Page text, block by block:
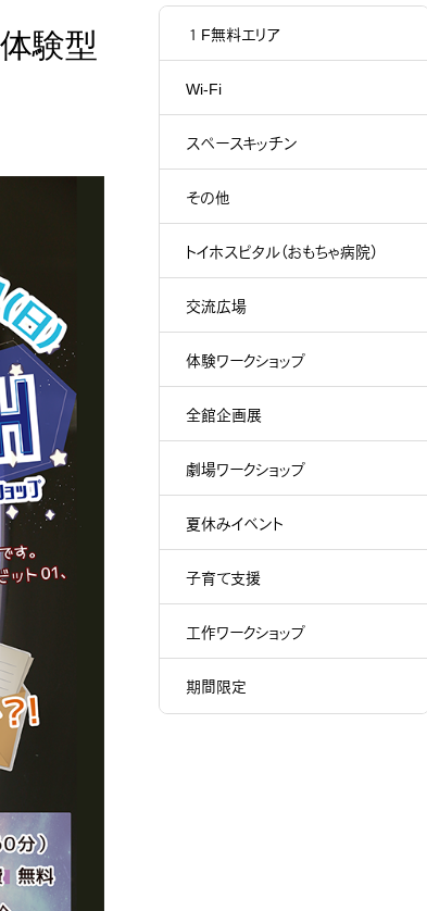
験型
１F無料エリア
Wi-Fi
スペースキッチン
その他
トイホスピタル（おもちゃ病院）
交流広場
体験ワークショップ
全館企画展
劇場ワークショップ
夏休みイベント
子育て支援
工作ワークショップ
期間限定